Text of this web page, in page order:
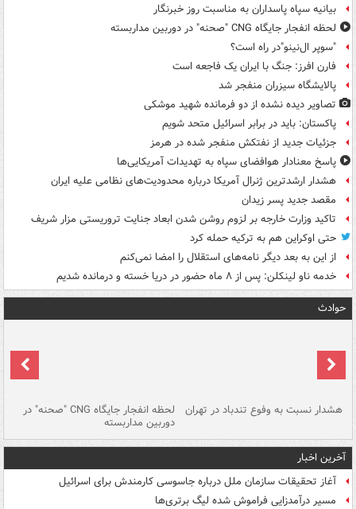
بیانیه سپاه پاسداران به مناسبت روز خبرنگار
لحظه انفجار جایگاه CNG "صحنه" در دوربین مداربسته
"سوپر ال‌نینو"در راه است؟
فارن افرز: جنگ با ایران یک فاجعه است
پالایشگاه سیزران منفجر شد
تصاویر دیده‌ نشده از دو فرمانده شهید موشکی
پاکستان: باید در برابر اسرائیل متحد شویم
جزئیات جدید از نفتکش منفجر شده در هرمز
پاسخ معنادار هوافضای سپاه به تهدیدات آمریکایی‌ها
هشدار ارشدترین ژنرال آمریکا درباره محدودیت‌های نظامی علیه ایران
مقصد جدید پسر زیدان
تاکید وزارت خارجه بر لزوم روشن شدن ابعاد جنایت تروریستی مزار شریف
حتی اوکراین هم به ترکیه حمله کرد
از این به بعد دیگر نامه‌های استقلال را امضا نمی‌کنم
خدمه ناو لینکلن: پس از ۸ ماه حضور در دریا خسته و درمانده‌ شدیم
حوادث
هشدار نسبت به وفوع تندباد در تهران لحظه انفجار جایگاه CNG "صحنه" در
دوربین مداربسته
آخرین اخبار
آغاز تحقیقات سازمان ملل درباره جاسوسی کارمندش برای اسرائیل
مسیر درآمدزایی فراموش شده لیگ برتری‌ها